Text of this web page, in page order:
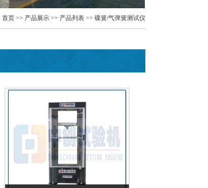
首页 >> 产品展示 >> 产品列表 >> 碟簧/气弹簧测试仪